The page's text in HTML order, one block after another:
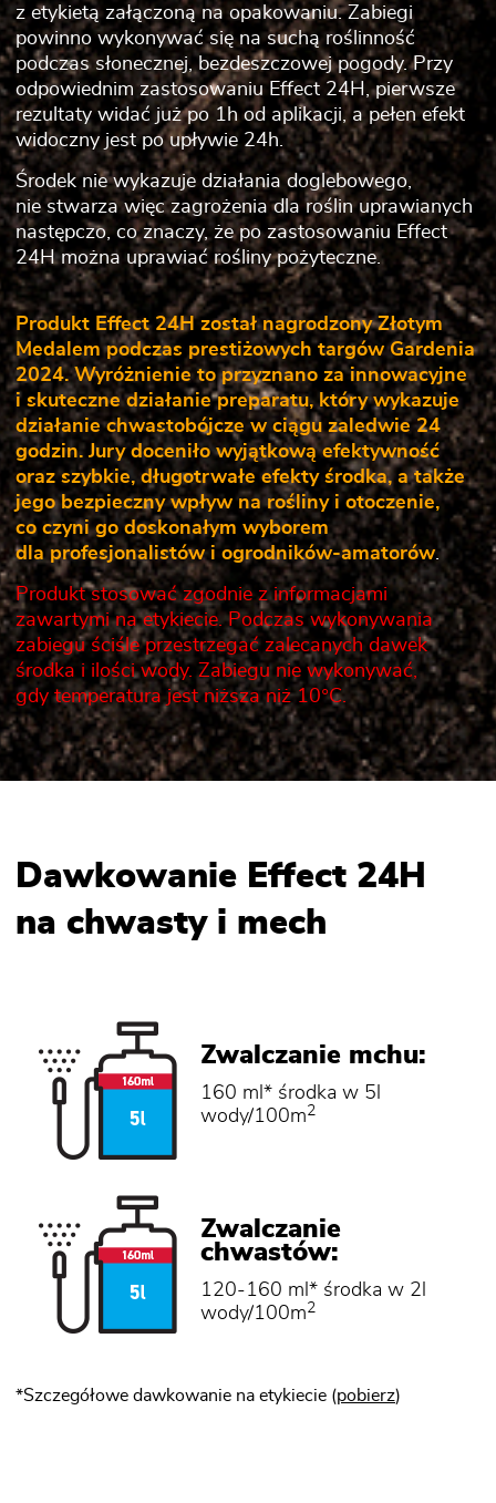
z etykietą załączoną na opakowaniu. Zabiegi
powinno wykonywać się na suchą roślinność
podczas słonecznej, bezdeszczowej pogody. Przy
odpowiednim zastosowaniu Effect 24H, pierwsze
rezultaty widać już po 1h od aplikacji, a pełen efekt
widoczny jest po upływie 24h.
Środek nie wykazuje działania doglebowego,
nie stwarza więc zagrożenia dla roślin uprawianych
następczo, co znaczy, że po zastosowaniu Effect
24H można uprawiać rośliny pożyteczne.
Produkt Effect 24H został nagrodzony Złotym
Medalem podczas prestiżowych targów Gardenia
2024. Wyróżnienie to przyznano za innowacyjne
i skuteczne działanie preparatu, który wykazuje
działanie chwastobójcze w ciągu zaledwie 24
godzin. Jury doceniło wyjątkową efektywność
oraz szybkie, długotrwałe efekty środka, a także
jego bezpieczny wpływ na rośliny i otoczenie,
co czyni go doskonałym wyborem
dla profesjonalistów i ogrodników-amatorów.
Produkt stosować zgodnie z informacjami
zawartymi na etykiecie. Podczas wykonywania
zabiegu ściśle przestrzegać zalecanych dawek
środka i ilości wody. Zabiegu nie wykonywać,
gdy temperatura jest niższa niż 10°C.
Dawkowanie Effect 24H
na chwasty i mech
Zwalczanie mchu:
160 ml* środka w 5l
wody/100m2
Zwalczanie
chwastów:
120-160 ml* środka w 2l
wody/100m2
*Szczegółowe dawkowanie na etykiecie (pobierz)